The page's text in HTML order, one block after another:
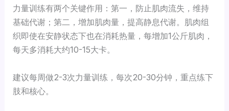
力量训练有两个关键作用：第一，防止肌肉流失，维持
基础代谢；第二，增加肌肉量，提高静息代谢。肌肉组
织即使在安静状态下也在消耗热量，每增加1公斤肌肉，
每天多消耗大约10-15大卡。
建议每周做2-3次力量训练，每次20-30分钟，重点练下
肢和核心。